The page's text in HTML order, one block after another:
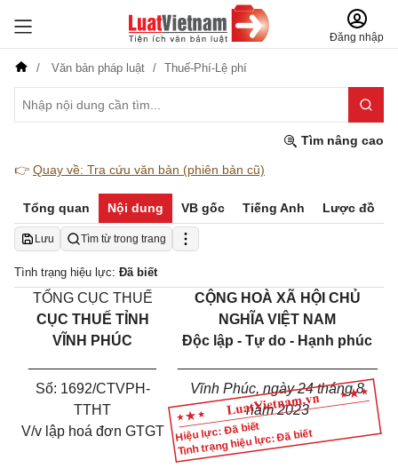
Đăng nhập
Văn bản pháp luật Thuế-Phí-Lệ phí
Tìm nâng cao
👉 Quay về: Tra cứu văn bản (phiên bản cũ)
Tổng quan Nội dung VB gốc Tiếng Anh Lược đồ
Lưu Tìm từ trong trang
Tình trạng hiệu lực: Đã biết
Hiệu lực: Đã biết
Tình trạng hiệu lực: Đã biết
TỔNG CỤC THUẾ
CỤC THU Ế TỈNH
VĨNH PHÚC
CỘNG HOÀ XÃ HỘI CHỦ
NGHĨA VIỆT NAM
Độc lập - Tự do - Hạnh phúc
Số: 1692/CTVPH-
TTHT
V/v lập hoá đơn GTGT
Vĩnh Phúc, ngày 24tháng8
năm 2023